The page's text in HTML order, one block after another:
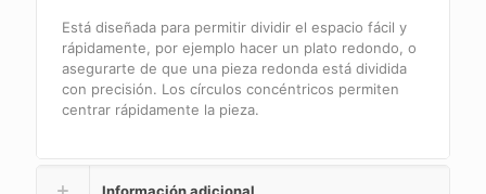
Está diseñada para permitir dividir el espacio fácil y
rápidamente, por ejemplo hacer un plato redondo, o
asegurarte de que una pieza redonda está dividida
con precisión. Los círculos concéntricos permiten
centrar rápidamente la pieza.